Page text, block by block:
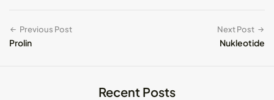
Previous Post
Prolin
Next Post
Nukleotide
Recent Posts